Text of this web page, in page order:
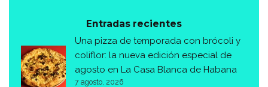
Entradas recientes
Una pizza de temporada con brócoli y
coliflor: la nueva edición especial de
agosto en La Casa Blanca de Habana
7 agosto, 2026